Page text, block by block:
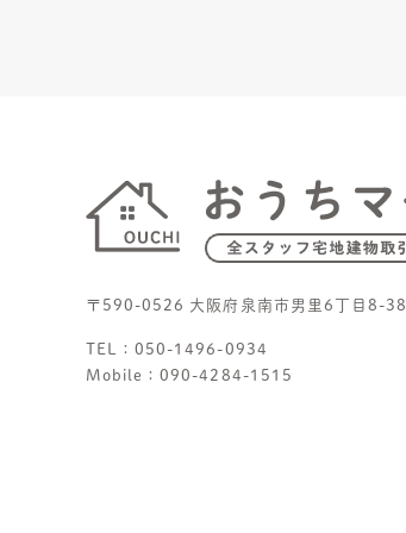
〒590-0526 ⼤阪府泉南市男⾥6丁⽬8-38
TEL：050-1496-0934
Mobile：090-4284-1515